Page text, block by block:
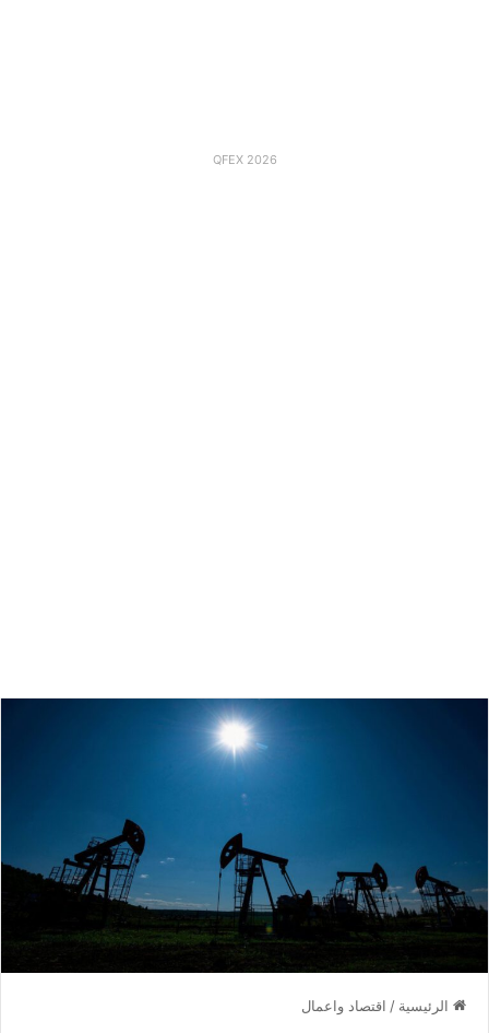
QFEX 2026
الرئيسية / اقتصاد واعمال